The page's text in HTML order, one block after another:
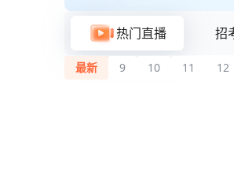
热门直播 招
最新 9 10 11 12